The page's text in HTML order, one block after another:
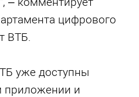
цифрового
ВТБ.
уже доступны
приложении и